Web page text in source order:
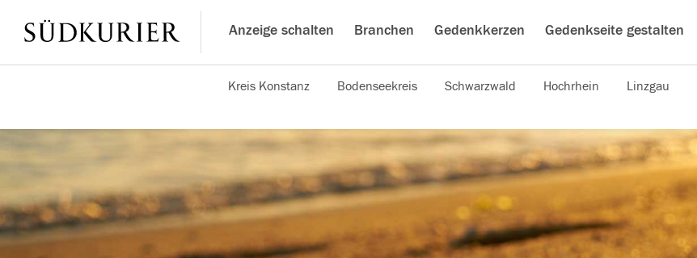
Anzeige schalten Branchen Gedenkkerzen Gedenkseite gestalten
Kreis Konstanz Bodenseekreis Schwarzwald Hochrhein Linzgau